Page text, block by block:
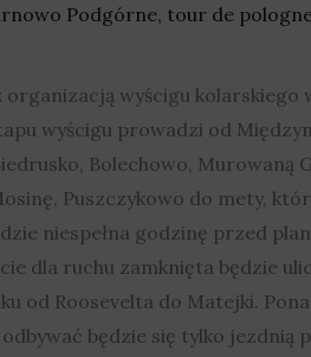
Podgórne, tour de
wyścigu kolarskiego
wyścigu prowadzi od
Bolechowo, Murowaną
Puszczykowo do mety,
niespełna godzinę przed
dla ruchu zamknięta będzie
od Roosevelta do Matejki.
będzie się tylko jezdnią